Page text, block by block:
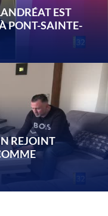
EST
PONT-SAINTE-
REJOINT